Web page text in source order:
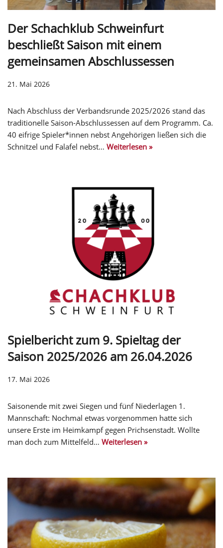
Der Schachklub Schweinfurt
beschließt Saison mit einem
gemeinsamen Abschlussessen
21. Mai 2026
Nach Abschluss der Verbandsrunde 2025/2026 stand das
traditionelle Saison-Abschlussessen auf dem Programm. Ca.
40 eifrige Spieler*innen nebst Angehörigen ließen sich die
Schnitzel und Falafel nebst… Weiterlesen »
Spielbericht zum 9. Spieltag der
Saison 2025/2026 am 26.04.2026
17. Mai 2026
Saisonende mit zwei Siegen und fünf Niederlagen 1.
Mannschaft: Nochmal etwas vorgenommen hatte sich
unsere Erste im Heimkampf gegen Prichsenstadt. Wollte
man doch zum Mittelfeld… Weiterlesen »